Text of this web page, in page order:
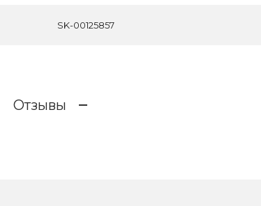
SK-00125857
Отзывы